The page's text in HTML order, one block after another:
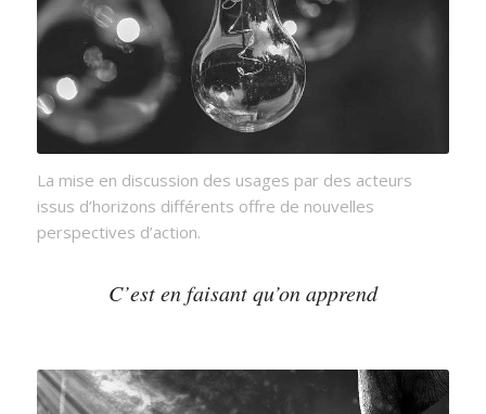
La mise en discussion des usages par des acteurs
issus d’horizons différents offre de nouvelles
perspectives d’action.
C’est en faisant qu’on apprend